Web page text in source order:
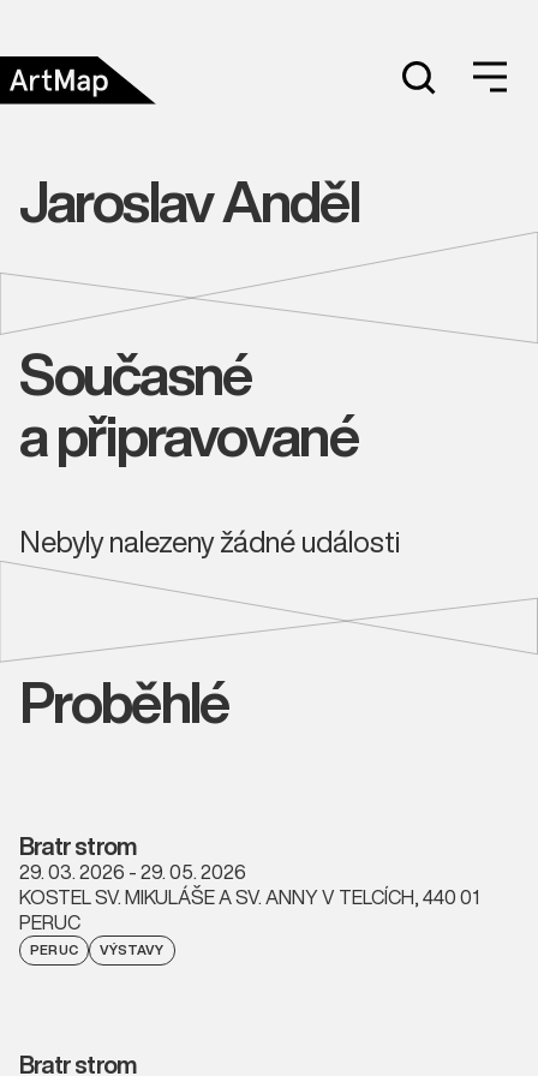
Jaroslav Anděl
Současné
a připravované
Nebyly nalezeny žádné události
Proběhlé
Bratr strom
29. 03. 2026 - 29. 05. 2026
KOSTEL SV. MIKULÁŠE A SV. ANNY V TELCÍCH, 440 01
PERUC
PERUC VÝSTAVY
Bratr strom